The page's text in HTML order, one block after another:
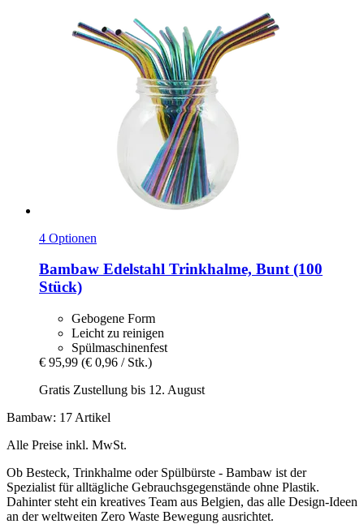
4 Optionen
Bambaw Edelstahl Trinkhalme, Bunt (100
Stück)
Gebogene Form
Leicht zu reinigen
Spülmaschinenfest
€ 95,99 (€ 0,96 / Stk.)
Gratis Zustellung bis 12. August
Bambaw: 17 Artikel
Alle Preise inkl. MwSt.
Ob Besteck, Trinkhalme oder Spülbürste - Bambaw ist der
Spezialist für alltägliche Gebrauchsgegenstände ohne Plastik.
Dahinter steht ein kreatives Team aus Belgien, das alle Design-Ideen
an der weltweiten Zero Waste Bewegung ausrichtet.